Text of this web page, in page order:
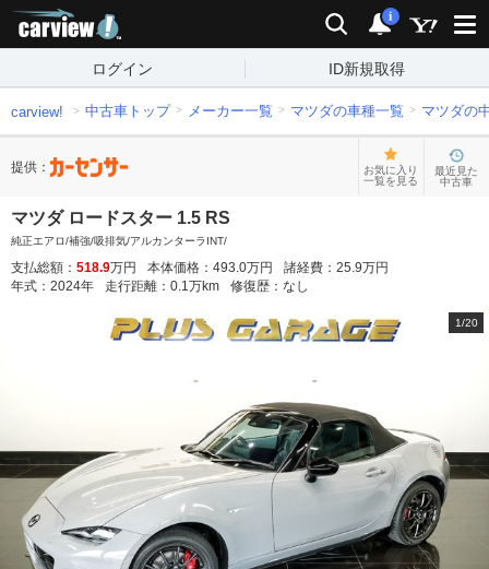
検索 通知
i
ログイン ID新規取得
carview! 中古車トップ メーカー一覧 マツダの車種一覧 マツダの
提供：
お気に入り
一覧を見る
最近見た
中古車
マツダ ロードスター 1.5 RS
純正エアロ/補強/吸排気/アルカンターラINT/
支払総額： 518.9万円 本体価格： 493.0万円 諸経費： 25.9万円
年式： 2024年 走行距離： 0.1万km 修復歴： なし
1/20